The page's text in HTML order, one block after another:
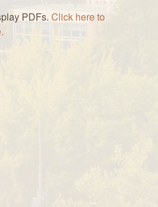
PDFs. Click here to